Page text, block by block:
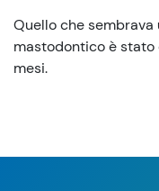
Quello che
mastodontico è
mesi.